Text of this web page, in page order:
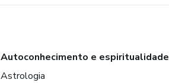
Autoconhecimento e espiritualidade
Astrologia